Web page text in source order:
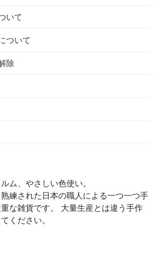
いて
ついて
除
ム、やさしい色使い。
練された日本の職人による一つ一つ手
な雑貨です。 大量生産とは違う手作
ください。